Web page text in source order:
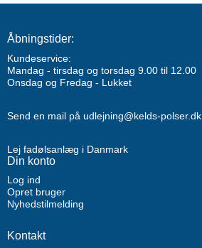
Åbningstider:
Kundeservice:
Mandag - tirsdag og torsdag 9.00 til 12.00
Onsdag og Fredag - Lukket
Send en mail på udlejning@kelds-polser.dk
Lej fadølsanlæg i Danmark
Din konto
Log ind
Opret bruger
Nyhedstilmelding
Kontakt